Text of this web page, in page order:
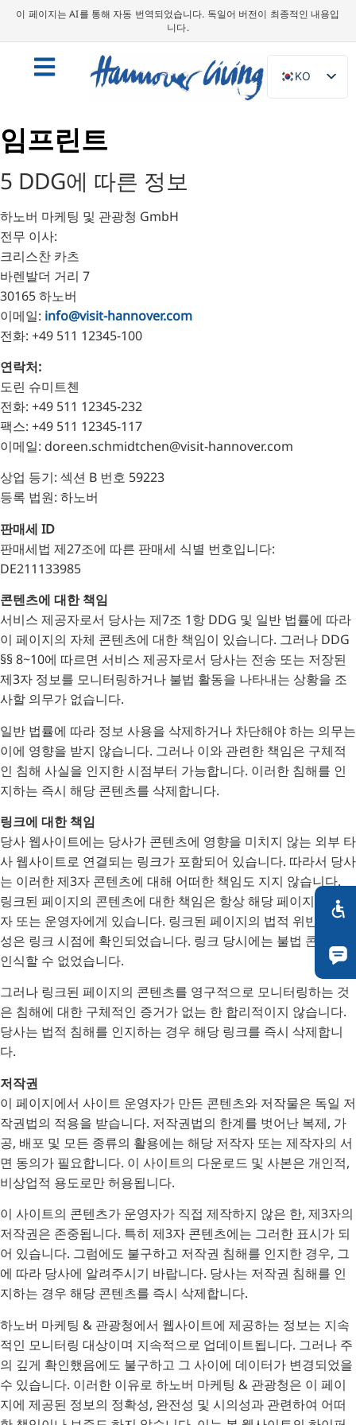
이 페이지는 AI를 통해 자동 번역되었습니다. 독일어 버전이 최종적인 내용입
니다.
KO
DE
임프린트
5 DDG에 따른 정보
하노버 마케팅 및 관광청 GmbH
전무 이사:
크리스찬 카츠
바렌발더 거리 7
30165 하노버
이메일: info@visit-hannover.com
전화: +49 511 12345-100
연락처:
도린 슈미트첸
전화: +49 511 12345-232
팩스: +49 511 12345-117
이메일: doreen.schmidtchen@visit-hannover.com
상업 등기: 섹션 B 번호 59223
등록 법원: 하노버
판매세 ID
판매세법 제27조에 따른 판매세 식별 번호입니다:
DE211133985
콘텐츠에 대한 책임
서비스 제공자로서 당사는 제7조 1항 DDG 및 일반 법률에 따라
이 페이지의 자체 콘텐츠에 대한 책임이 있습니다. 그러나 DDG
§§ 8~10에 따르면 서비스 제공자로서 당사는 전송 또는 저장된
제3자 정보를 모니터링하거나 불법 활동을 나타내는 상황을 조
사할 의무가 없습니다.
일반 법률에 따라 정보 사용을 삭제하거나 차단해야 하는 의무는
이에 영향을 받지 않습니다. 그러나 이와 관련한 책임은 구체적
인 침해 사실을 인지한 시점부터 가능합니다. 이러한 침해를 인
지하는 즉시 해당 콘텐츠를 삭제합니다.
링크에 대한 책임
당사 웹사이트에는 당사가 콘텐츠에 영향을 미치지 않는 외부 타
사 웹사이트로 연결되는 링크가 포함되어 있습니다. 따라서 당사
는 이러한 제3자 콘텐츠에 대해 어떠한 책임도 지지 않습니다.
링크된 페이지의 콘텐츠에 대한 책임은 항상 해당 페이지의 제공
자 또는 운영자에게 있습니다. 링크된 페이지의 법적 위반 가능
성은 링크 시점에 확인되었습니다. 링크 당시에는 불법 콘텐츠를
인식할 수 없었습니다.
그러나 링크된 페이지의 콘텐츠를 영구적으로 모니터링하는 것
은 침해에 대한 구체적인 증거가 없는 한 합리적이지 않습니다.
당사는 법적 침해를 인지하는 경우 해당 링크를 즉시 삭제합니
다.
저작권
이 페이지에서 사이트 운영자가 만든 콘텐츠와 저작물은 독일 저
작권법의 적용을 받습니다. 저작권법의 한계를 벗어난 복제, 가
공, 배포 및 모든 종류의 활용에는 해당 저작자 또는 제작자의 서
면 동의가 필요합니다. 이 사이트의 다운로드 및 사본은 개인적,
비상업적 용도로만 허용됩니다.
이 사이트의 콘텐츠가 운영자가 직접 제작하지 않은 한, 제3자의
저작권은 존중됩니다. 특히 제3자 콘텐츠에는 그러한 표시가 되
어 있습니다. 그럼에도 불구하고 저작권 침해를 인지한 경우, 그
에 따라 당사에 알려주시기 바랍니다. 당사는 저작권 침해를 인
지하는 경우 해당 콘텐츠를 즉시 삭제합니다.
하노버 마케팅 & 관광청에서 웹사이트에 제공하는 정보는 지속
적인 모니터링 대상이며 지속적으로 업데이트됩니다. 그러나 주
의 깊게 확인했음에도 불구하고 그 사이에 데이터가 변경되었을
수 있습니다. 이러한 이유로 하노버 마케팅 & 관광청은 이 페이
지에 제공된 정보의 정확성, 완전성 및 시의성과 관련하여 어떠